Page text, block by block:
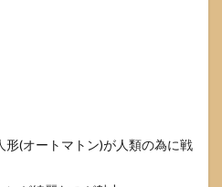
(オートマトン)が人類の為に戦